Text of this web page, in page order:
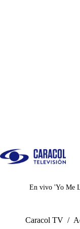
Juegos
En vivo 'Yo Me
Caracol TV /